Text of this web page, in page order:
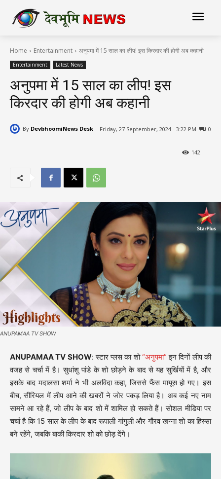
Home Entertainment अनुपमा में 15 साल का लीप! इस किरदार की होगी अब कहानी
Entertainment Latest News
अनुपमा में 15 साल का लीप! इस
किरदार की होगी अब कहानी
By DevbhoomiNews Desk Friday, 27 September, 2024 - 3:22 PM 0
142
ANUPAMAA TV SHOW
ANUPAMAA TV SHOW: स्टार प्लस का शो“अनुपमा” इन दिनों लीप की
वजह से चर्चा में है। सुधांशु पांडे के शो छोड़ने के बाद से यह सुर्खियों में है, और
इसके बाद मदालसा शर्मा ने भी अलविदा कहा, जिससे फैंस मायूस हो गए। इस
बीच, सीरियल में लीप आने की खबरों ने जोर पकड़ लिया है। अब कई नए नाम
सामने आ रहे हैं, जो लीप के बाद शो में शामिल हो सकते हैं। सोशल मीडिया पर
चर्चा है कि 15 साल के लीप के बाद रूपाली गांगुली और गौरव खन्ना शो का हिस्सा
बने रहेंगे, जबकि बाकी किरदार शो को छोड़ देंगे।